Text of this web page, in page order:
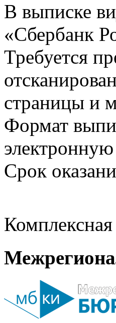
В выписке
«Сбербанк
Требуется
страницы и
Формат
Срок